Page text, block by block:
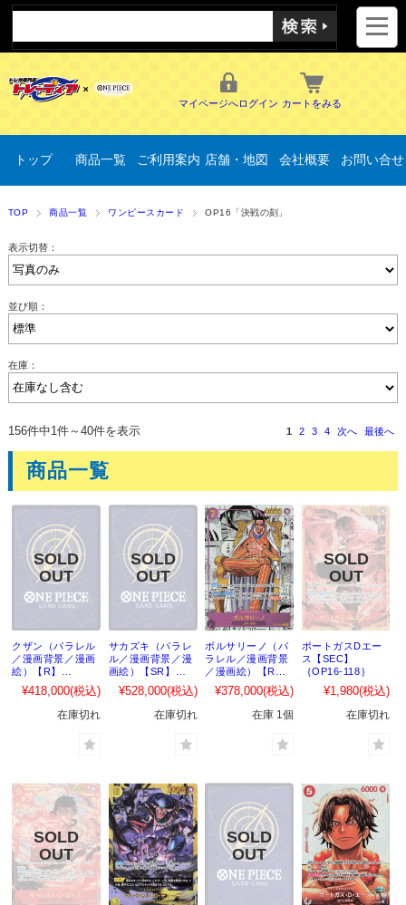
マイページへログイン カートをみる
トップ 商品一覧 ご利用案内 店舗・地図 会社概要 お問い合せ
TOP 商品一覧 ワンピースカード OP16「決戦の刻」
表示切替：
並び順：
在庫：
156件中1件～40件を表示 1 2 3 4 次へ 最後へ
商品一覧
クザン（パラレル
／漫画背景／漫画
絵）【R】
｛OP16-063｝
¥418,000(税込)
在庫切れ
サカズキ（パラレ
ル／漫画背景／漫
画絵）【SR】
｛OP16-065｝
¥528,000(税込)
在庫切れ
ボルサリーノ（パ
ラレル／漫画背景
／漫画絵）【R】
｛OP16-073｝
¥378,000(税込)
在庫 1個
ポートガスDエー
ス【SEC】
｛OP16-118｝
¥1,980(税込)
在庫切れ